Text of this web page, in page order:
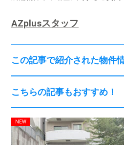
AZplusスタッフ
この記事で紹介された物件
こちらの記事もおすすめ！